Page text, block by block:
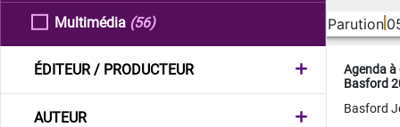
Multimédia (56)
ÉDITEUR / PRODUCTEUR
AUTEUR
Parution
Agenda
Basford
Basford